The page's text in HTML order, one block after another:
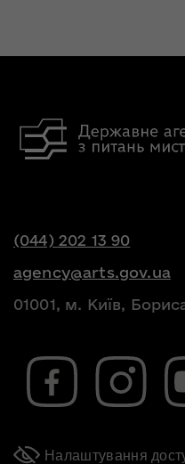
(044) 202 13 90
agency@arts.gov.ua
01001, м. Київ,
Налаштування